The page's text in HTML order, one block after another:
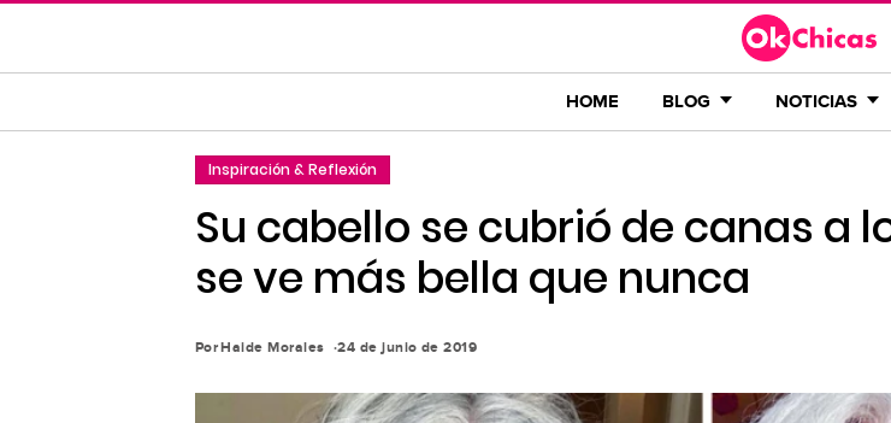
contenido
HOME BLOG NOTICIAS
Inspiración & Reflexión
Su cabello se cubrió de canas a
se ve más bella que nunca
PorHaide Morales 24 de junio de 2019